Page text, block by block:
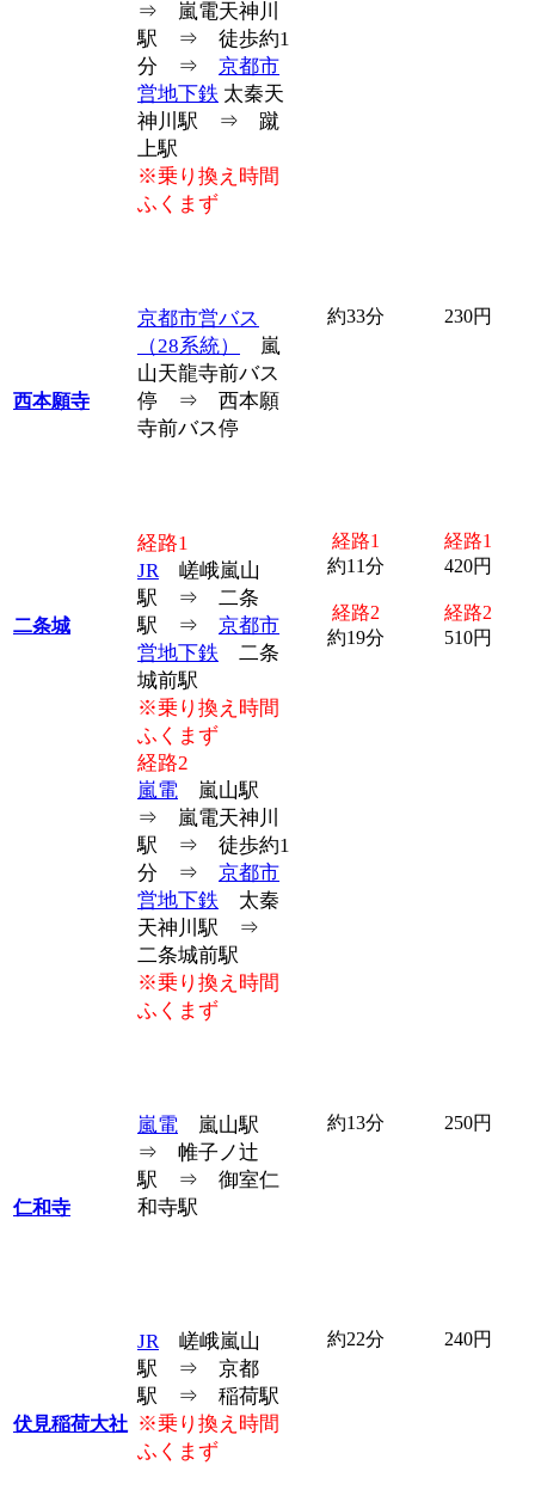
⇒ 嵐電天神川
駅 ⇒ 徒歩約1
分 ⇒ 京都市
営地下鉄 太秦天
神川駅 ⇒ 蹴
上駅
※乗り換え時間
ふくまず
西本願寺
京都市営バス
（28系統）
嵐
山天龍寺前バス
停 ⇒ 西本願
寺前バス停
約33分 230円
二条城
経路1
JR 嵯峨嵐山
駅 ⇒ 二条
駅 ⇒ 京都市
営地下鉄 二条
城前駅
※乗り換え時間
ふくまず
経路2
嵐電 嵐山駅
⇒ 嵐電天神川
駅 ⇒ 徒歩約1
分 ⇒ 京都市
営地下鉄 太秦
天神川駅 ⇒
二条城前駅
※乗り換え時間
ふくまず
経路1
約11分
経路2
約19分
経路1
420円
経路2
510円
仁和寺
嵐電 嵐山駅
⇒ 帷子ノ辻
駅 ⇒ 御室仁
和寺駅
約13分 250円
伏見稲荷大社
JR 嵯峨嵐山
駅 ⇒ 京都
駅 ⇒ 稲荷駅
※乗り換え時間
ふくまず
約22分 240円